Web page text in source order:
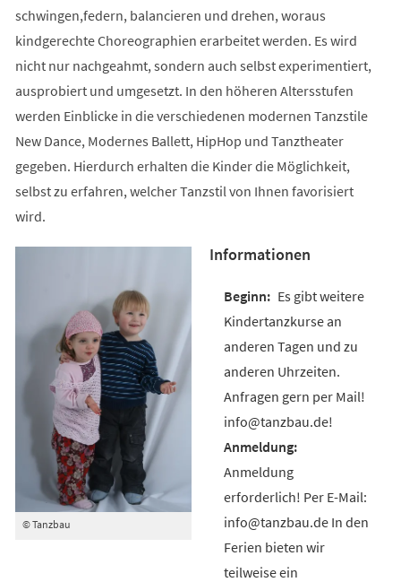
schwingen,federn, balancieren und drehen, woraus
kindgerechte Choreographien erarbeitet werden. Es wird
nicht nur nachgeahmt, sondern auch selbst experimentiert,
ausprobiert und umgesetzt. In den höheren Altersstufen
werden Einblicke in die verschiedenen modernen Tanzstile
New Dance, Modernes Ballett, HipHop und Tanztheater
gegeben. Hierdurch erhalten die Kinder die Möglichkeit,
selbst zu erfahren, welcher Tanzstil von Ihnen favorisiert
wird.
© Tanzbau
Informationen
Es gibt weitere
Kindertanzkurse an
anderen Tagen und zu
anderen Uhrzeiten.
Anfragen gern per Mail!
info@tanzbau.de!
Anmeldung
erforderlich! Per E-Mail:
info@tanzbau.de In den
Ferien bieten wir
teilweise ein